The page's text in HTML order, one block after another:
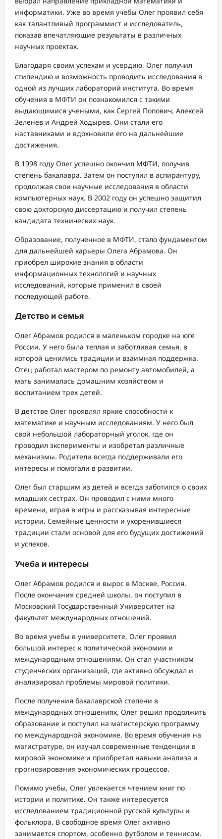
информатики. Уже во время учебы Олег проявил себя
как талантливый программист и исследователь,
показав впечатляющие результаты в различных
научных проектах.
Благодаря своим успехам и усердию, Олег получил
стипендию и возможность проводить исследования в
одной из лучших лабораторий института. Во время
обучения в МФТИ он познакомился с такими
выдающимися учеными, как Сергей Попович, Алексей
Зеленев и Андрей Ходырев. Они стали его
наставниками и вдохновили его на дальнейшие
достижения.
В 1998 году Олег успешно окончил МФТИ, получив
степень бакалавра. Затем он поступил в аспирантуру,
продолжая свои научные исследования в области
компьютерных наук. В 2002 году он успешно защитил
свою докторскую диссертацию и получил степень
кандидата технических наук.
Образование, полученное в МФТИ, стало фундаментом
для дальнейшей карьеры Олега Абрамова. Он
приобрел широкие знания в области
информационных технологий и научных
исследований, которые применил в своей
последующей работе.
Детство и семья
Олег Абрамов родился в маленьком городке на юге
России. У него была теплая и заботливая семья, в
которой ценились традиции и взаимная поддержка.
Отец работал мастером по ремонту автомобилей, а
мать занималась домашним хозяйством и
воспитанием трех детей.
В детстве Олег проявлял яркие способности к
математике и научным исследованиям. У него был
свой небольшой лабораторный уголок, где он
проводил эксперименты и изобретал различные
механизмы. Родители всегда поддерживали его
интересы и помогали в развитии.
Олег был старшим из детей и всегда заботился о своих
младших сестрах. Он проводил с ними много
времени, играя в игры и рассказывая интересные
истории. Семейные ценности и укоренившиеся
традиции стали основой для его будущих достижений
и успехов.
Учеба и интересы
Олег Абрамов родился и вырос в Москве, Россия.
После окончания средней школы, он поступил в
Московский Государственный Университет на
факультет международных отношений.
Во время учебы в университете, Олег проявил
большой интерес к политической экономии и
международным отношениям. Он стал участником
студенческих организаций, где активно обсуждал и
анализировал проблемы мировой политики.
После получения бакалаврской степени в
международных отношениях, Олег решил продолжить
образование и поступил на магистерскую программу
по международной экономике. Во время обучения на
магистратуре, он изучал современные тенденции в
мировой экономике и приобретал навыки анализа и
прогнозирования экономических процессов.
Помимо учебы, Олег увлекается чтением книг по
истории и политике. Он также интересуется
исследованием традиционной русской культуры и
фольклора. В свободное время Олег активно
занимается спортом, особенно футболом и теннисом.